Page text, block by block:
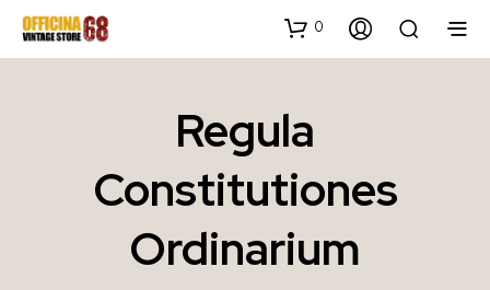
0
Regula
Constitutiones
Ordinarium